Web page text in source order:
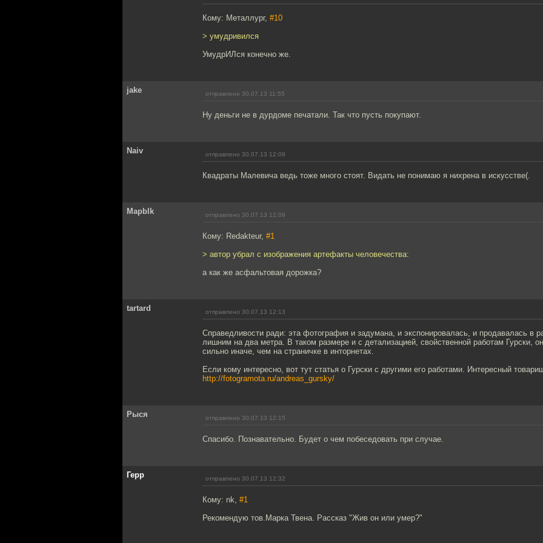
Кому: Металлург, #10
> умудривился
УмудрИЛся конечно же.
jake отправлено 30.07.13 11:55
Ну деньги не в дурдоме печатали. Так что пусть покупают.
Naiv отправлено 30.07.13 12:09
Квадраты Малевича ведь тоже много стоят. Видать не понимаю я нихрена в искусстве(.
Mapblk отправлено 30.07.13 12:09
Кому: Redakteur, #1
> автор убрал с изображения артефакты человечества:
а как же асфальтовая дорожка?
tartard отправлено 30.07.13 12:13
Справедливости ради: эта фотография и задумана, и экспонировалась, и продавалась в
лишним на два метра. В таком размере и с детализацией, свойственной работам Гурски,
сильно иначе, чем на страничке в инторнетах.
Если кому интересно, вот тут статья о Гурски с другими его работами. Интересный
http://fotogramota.ru/andreas_gursky/
Рыся отправлено 30.07.13 12:15
Спасибо. Познавательно. Будет о чем побеседовать при случае.
Герр отправлено 30.07.13 12:32
Кому: nk, #1
Рекомендую тов.Марка Твена. Рассказ "Жив он или умер?"